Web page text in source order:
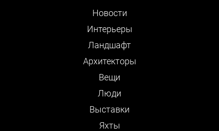
Новости
Интерьеры
Ландшафт
Архитекторы
Вещи
Люди
Выставки
Яхты